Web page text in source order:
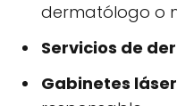
dermatólogo o
Servicios de
Gabinetes